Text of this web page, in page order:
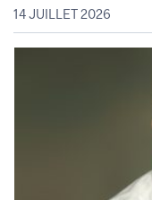
14 JUILLET 2026